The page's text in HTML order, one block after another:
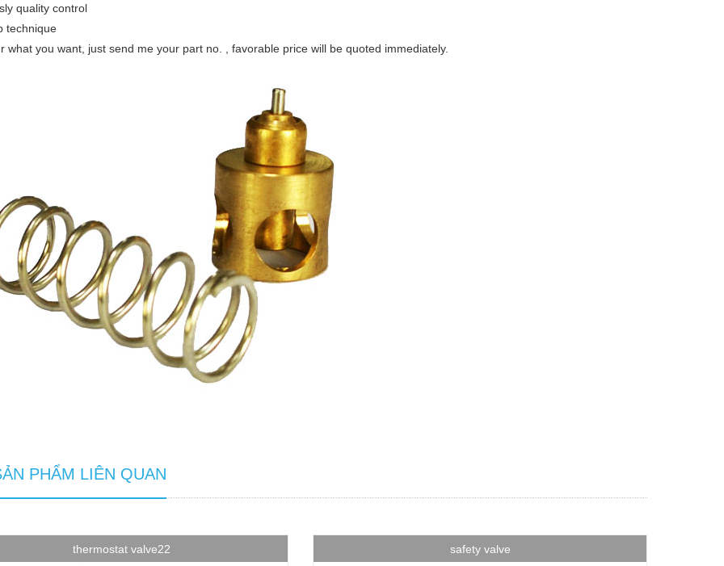
quality control
technique
what you want, just send me your part no. , favorable price will be quoted immediately.
PHẨM LIÊN QUAN
thermostat valve22 safety valve